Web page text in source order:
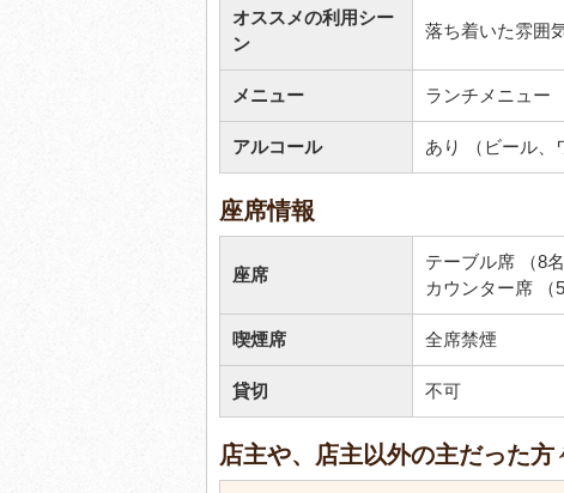
オススメの利用シー
ン
落ち着いた雰囲
メニュー ランチメニュー
アルコール あり （ビール、
座席情報
座席
テーブル席 （8
カウンター席 （5
喫煙席 全席禁煙
貸切 不可
店主や、店主以外の主だった